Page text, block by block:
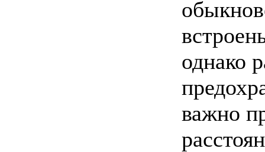
однако
важно